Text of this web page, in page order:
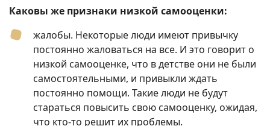
Каковы же признаки низкой самооценки:
жалобы. Некоторые люди имеют привычку
постоянно жаловаться на все. И это говорит о
низкой самооценке, что в детстве они не были
самостоятельными, и привыкли ждать
постоянно помощи. Такие люди не будут
стараться повысить свою самооценку, ожидая,
что кто-то решит их проблемы.